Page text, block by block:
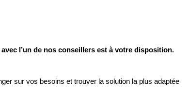
l’un de nos conseillers est à votre disposition.
sur vos besoins et trouver la solution la plus adaptée